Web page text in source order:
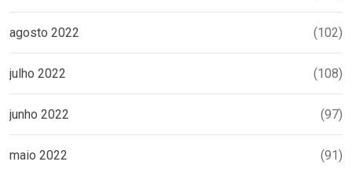
agosto 2022 (102)
julho 2022 (108)
junho 2022 (97)
maio 2022 (91)